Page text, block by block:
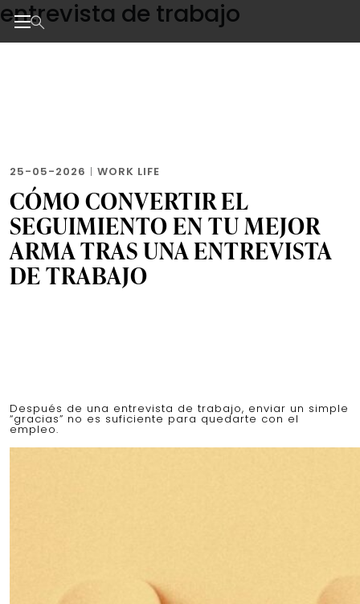
Skip
to
the
entrevista de trabajo
25-05-2026 | WORK LIFE
CÓMO CONVERTIR EL
SEGUIMIENTO EN TU MEJOR
ARMA TRAS UNA ENTREVISTA
DE TRABAJO
Después de una entrevista de trabajo, enviar un simple
“gracias” no es suficiente para quedarte con el
empleo.